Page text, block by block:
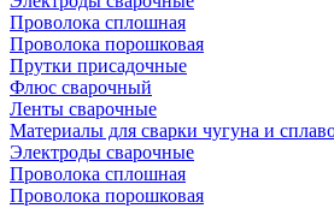
Проволока сплошная
Проволока порошковая
Прутки присадочные
Флюс сварочный
Ленты сварочные
Материалы для сварки чугуна и
Электроды сварочные
Проволока сплошная
Проволока порошковая